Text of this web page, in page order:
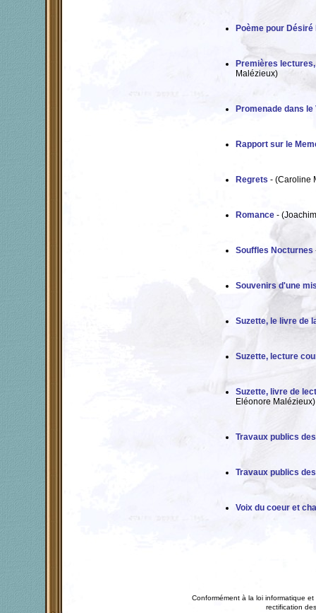
Poème pour
Premières
Malézieux)
Promenade dans
Rapport sur le
Regrets - (Caroline
Romance -
Souffles Nocturnes
Souvenirs d'une
Suzette, le livre de
Suzette, lecture
Suzette, livre de
Eléonore Malézieux)
Travaux publics
Travaux publics
Voix du coeur et
Conformément à la loi informatique
rectification